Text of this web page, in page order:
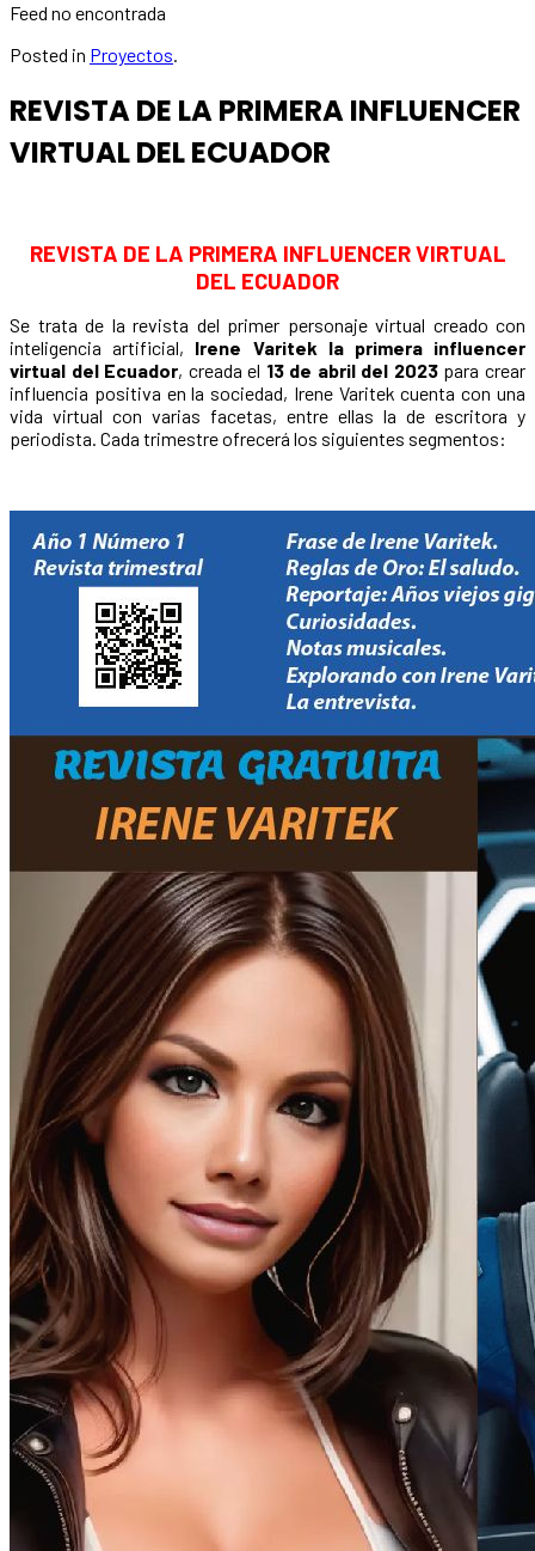
Feed no encontrada
Posted in Proyectos.
REVISTA DE LA PRIMERA INFLUENCER
VIRTUAL DEL ECUADOR
REVISTA DE LA PRIMERA INFLUENCER VIRTUAL
DEL ECUADOR
Se trata de la revista del primer personaje virtual creado con
inteligencia artificial, Irene Varitek la primera influencer
virtual del Ecuador, creada el 13 de abril del 2023para crear
influencia positiva en la sociedad, Irene Varitek cuenta con una
vida virtual con varias facetas, entre ellas la de escritora y
periodista. Cada trimestre ofrecerá los siguientes segmentos: